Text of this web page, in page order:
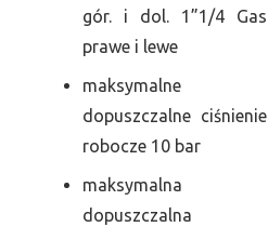
gór. i dol. 1”1/4 Gas
prawe i lewe
maksymalne
dopuszczalne ciśnienie
robocze 10 bar
maksymalna
dopuszczalna